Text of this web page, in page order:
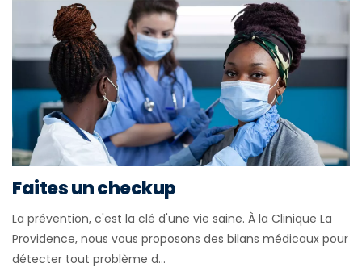
Faites un checkup
La prévention, c'est la clé d'une vie saine. À la Clinique La
Providence, nous vous proposons des bilans médicaux pour
détecter tout problème d...